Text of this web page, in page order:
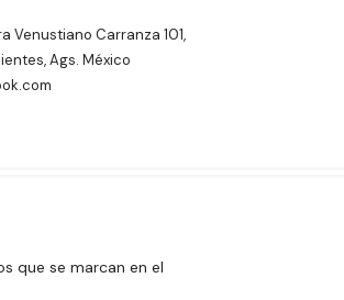
Venustiano Carranza 101,
Ags. México
que se marcan en el